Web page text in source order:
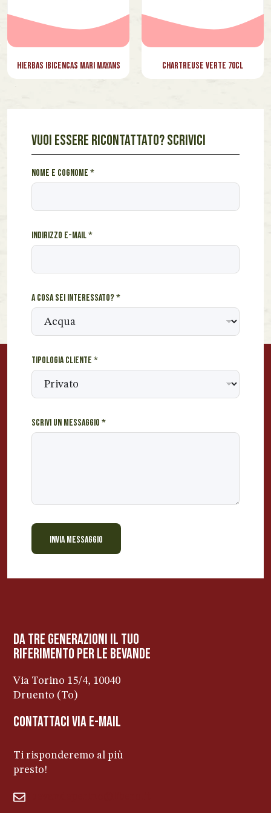
Hierbas Ibicencas Mari Mayans Chartreuse Verte 70cl
VUOI ESSERE RICONTATTATO? SCRIVICI
Nome e cognome *
Indirizzo e-mail*
A cosa sei interessato?*
Tipologia cliente *
Scrivi un messaggio *
INVIA MESSAGGIO
da tre generazioni il tuo
riferimento per le bevanDe
Via Torino 15/4, 10040
Druento (To)
contattaci via e-mail
Ti risponderemo al più
presto!